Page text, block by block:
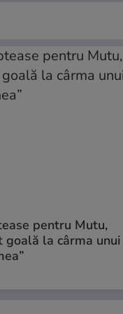
pentru Mutu,
goală la cârma unui